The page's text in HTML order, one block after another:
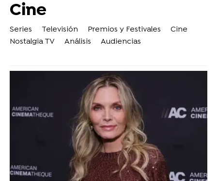
Cine
Series Televisión Premios y Festivales
Cine
Nostalgia TV
Análisis Audiencias